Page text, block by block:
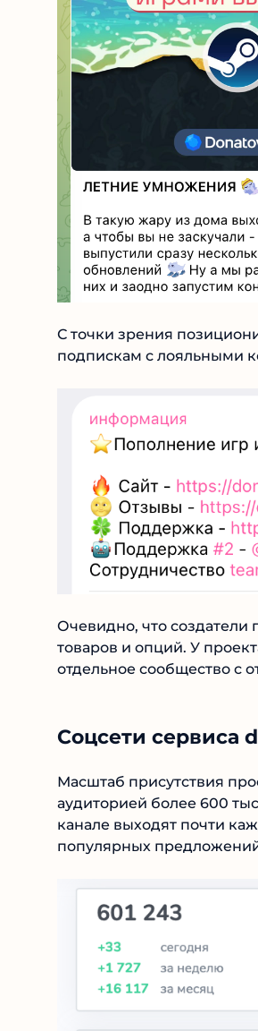
С точки зрения
подпискам с лояльными
Очевидно, что создатели
товаров и опций. У
отдельное сообщество с
Соцсети сервиса
Масштаб присутствия
аудиторией более 600
канале выходят почти
популярных